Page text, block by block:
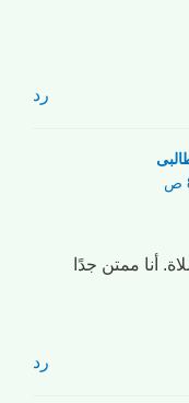
رد
أنا ممتن جدًا
رد